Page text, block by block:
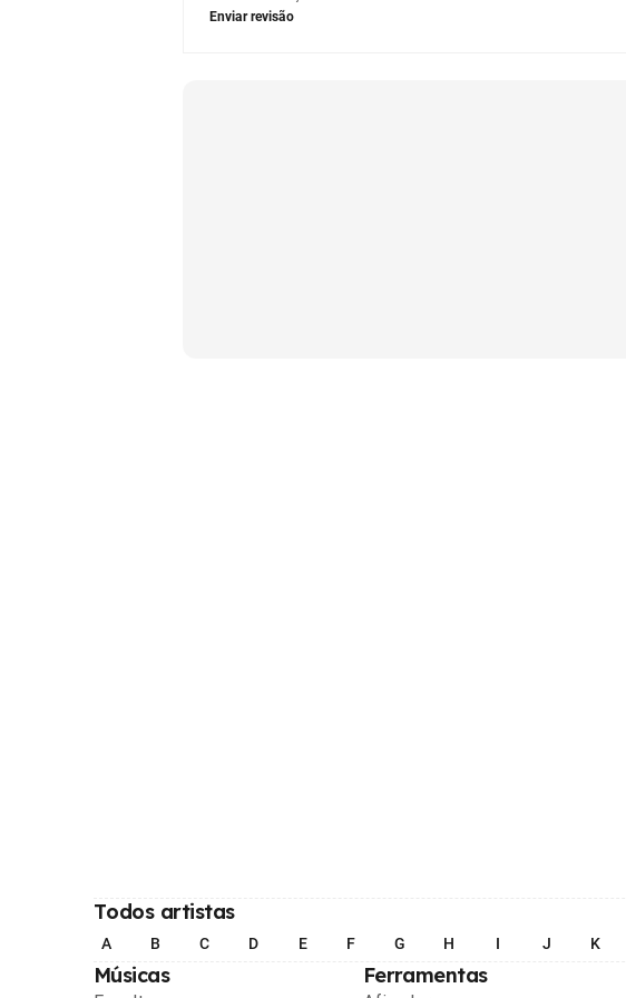
Enviar revisão
Todos artistas
A B C D E F G H I J K
Músicas Ferramentas